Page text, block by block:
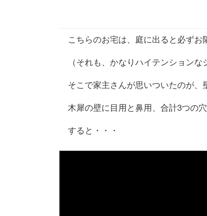
こちらのお宅は、庭に出ると必ずお
（それも、かなりハイテンションな
そこで家主さんが思いついたのが、
木犀の壁に目用と鼻用、合計3つの穴
すると・・・